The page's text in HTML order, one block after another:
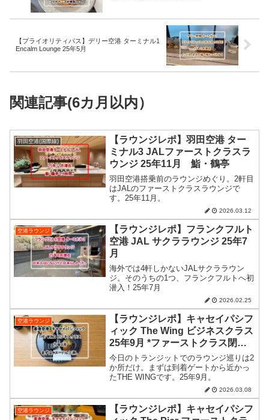
【プライオリティパス】デリー空港 ターミナル1
Encalm Lounge 25年5月
関連記事(6カ月以内）
羽田空港(国際線)
【ラウンジレポ】羽田空港 ター
ミナル3 JALファーストクラスラ
ウンジ 25年11月 鮨・鶴亭
羽田空港搭乗前のラウンジめぐり。2軒目
はJALのファーストクラスラウンジで
す。25年11月。
2026.03.12
空港ラウンジ
【ラウンジレポ】フランクフルト
空港 JAL サクララウンジ 25年7
月
海外では4軒しかないJALサクララウン
ジ。そのうちの1つ、フランクフルトへ初
潜入！25年7月
2026.02.25
空港ラウンジ
【ラウンジレポ】キャセイパシフ
ィック The Wing ビジネスクラス
25年9月 *ファーストクラス閉鎖
中*
今日のトランジットでのラウンジ巡りは2
か所だけ。まずは到着ゲートから近かっ
たTHE WINGです。25年9月。
2026.03.08
空港ラウンジ
【ラウンジレポ】キャセイパシフ